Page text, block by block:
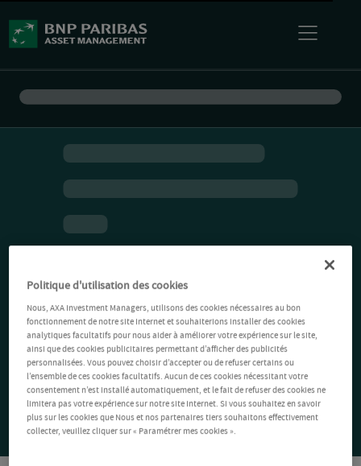
Politique d'utilisation des cookies
Nous, AXA Investment Managers, utilisons des cookies nécessaires au bon
fonctionnement de notre site Internet et souhaiterions installer des cookies
analytiques facultatifs pour nous aider à améliorer votre expérience sur le site,
ainsi que des cookies publicitaires permettant d’afficher des publicités
personnalisées. Vous pouvez choisir d’accepter ou de refuser certains ou
l’ensemble de ces cookies facultatifs. Aucun de ces cookies nécessitant votre
consentement n’est installé automatiquement, et le fait de refuser des cookies ne
limitera pas votre expérience sur notre site Internet. Si vous souhaitez en savoir
plus sur les cookies que Nous et nos partenaires tiers souhaitons effectivement
collecter, veuillez cliquer sur « Paramétrer mes cookies ».